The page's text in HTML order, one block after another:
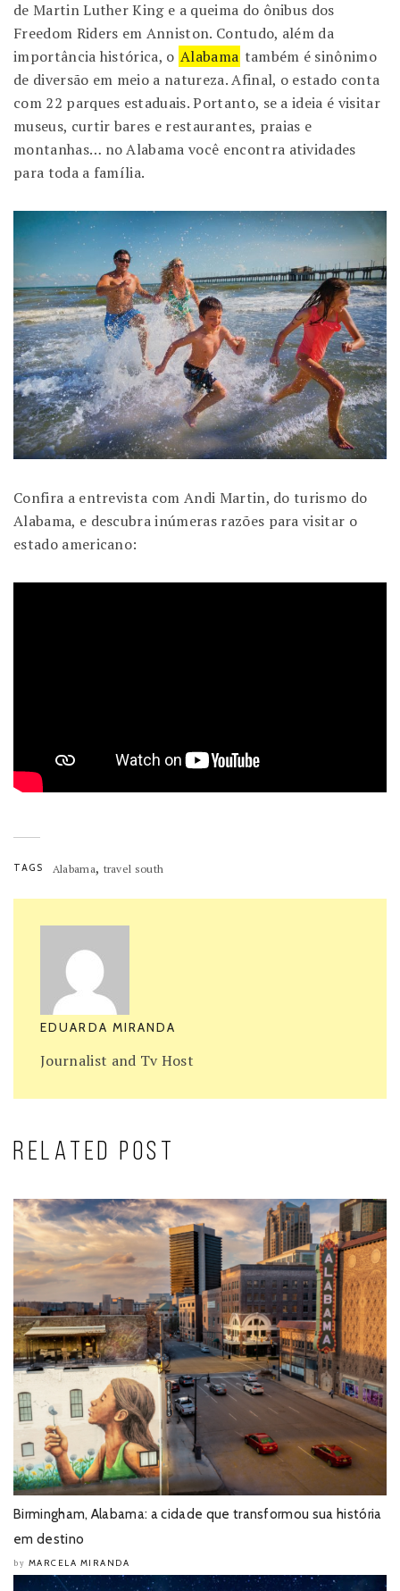
de Martin Luther King e a queima do ônibus dos
Freedom Riders em Anniston. Contudo, além da
importância histórica, o Alabama também é sinônimo
de diversão em meio a natureza. Afinal, o estado conta
com 22 parques estaduais. Portanto, se a ideia é visitar
museus, curtir bares e restaurantes, praias e
montanhas… no Alabama você encontra atividades
para toda a família.
Confira a entrevista com Andi Martin, do turismo do
Alabama, e descubra inúmeras razões para visitar o
estado americano:
TAGS Alabama, travel south
EDUARDA MIRANDA
Journalist and Tv Host
RELATED POST
Birmingham, Alabama: a cidade que transformou sua história
em destino
by MARCELA MIRANDA